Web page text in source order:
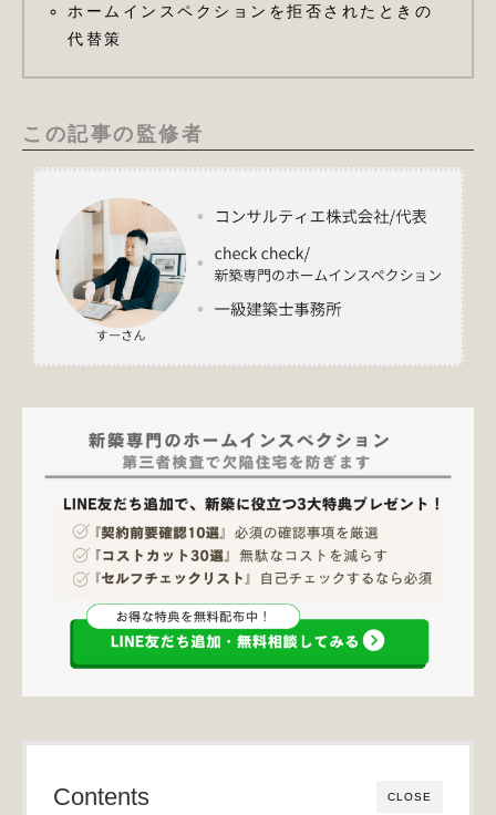
ホームインスペクションを拒否されたときの
代替策
この記事の監修者
CLOSE
Contents